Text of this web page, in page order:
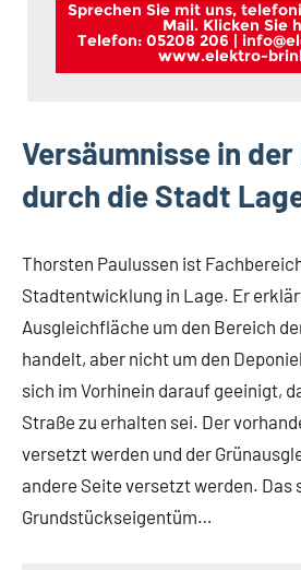
Sprechen Sie mit uns,
Mail. Klicken Sie
Telefon: 05208 206 |
www.elektro-
Versäumnisse in der
durch die Stadt
Thorsten Paulussen ist
Stadtentwicklung in Lage. Er
Ausgleichfläche um den Bereich
handelt, aber nicht um den
sich im Vorhinein darauf geeinigt,
Straße zu erhalten sei. Der
versetzt werden und der
andere Seite versetzt werden. Das
Grundstückseigentüm…